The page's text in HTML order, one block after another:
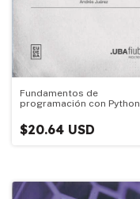
Fundamentos de
programación con Python
$20.64 USD